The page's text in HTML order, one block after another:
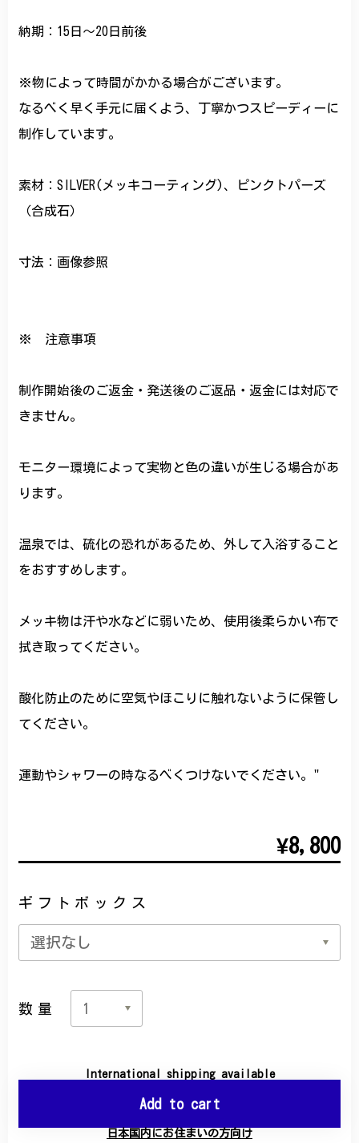
納期：15日～20日前後
※物によって時間がかかる場合がございます。
なるべく早く手元に届くよう、丁寧かつスピーディーに
制作しています。
素材：SILVER(メッキコーティング)、ピンクトパーズ
（合成石）
寸法：画像参照
※ 注意事項
制作開始後のご返金・発送後のご返品・返金には対応で
きません。
モニター環境によって実物と色の違いが生じる場合があ
ります。
温泉では、硫化の恐れがあるため、外して入浴すること
をおすすめします。
メッキ物は汗や水などに弱いため、使用後柔らかい布で
拭き取ってください。
酸化防止のために空気やほこりに触れないように保管し
てください。
運動やシャワーの時なるべくつけないでください。"
¥8,800
ギフトボックス
数量
International shipping available
Add to cart
日本国内にお住まいの方向け